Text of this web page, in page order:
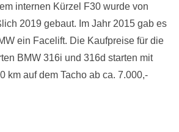
internen Kürzel F30 wurde von
2019 gebaut. Im Jahr 2015 gab es
ein Facelift. Die Kaufpreise für die
BMW 316i und 316d starten mit
km auf dem Tacho ab ca. 7.000,-